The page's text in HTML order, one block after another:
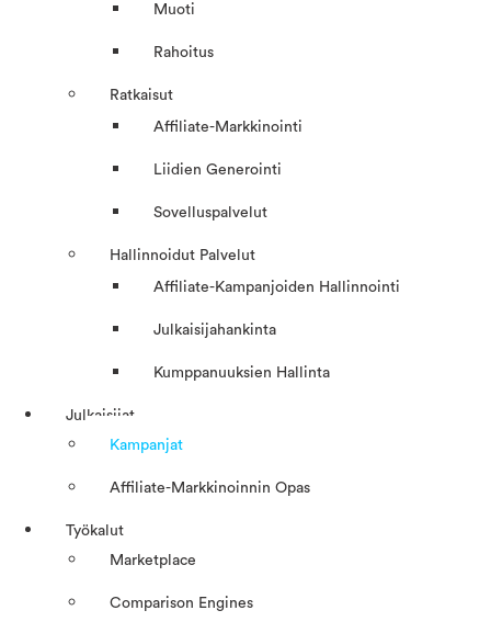
Muoti
Rahoitus
Ratkaisut
Affiliate-Markkinointi
Liidien Generointi
Sovelluspalvelut
Hallinnoidut Palvelut
Affiliate-Kampanjoiden Hallinnointi
Julkaisijahankinta
Kumppanuuksien Hallinta
Julkaisijat
Kampanjat
Affiliate-Markkinoinnin Opas
Työkalut
Marketplace
Comparison Engines